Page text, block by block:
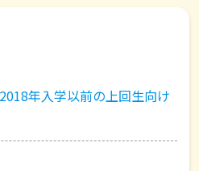
年入学以前の上回生向け